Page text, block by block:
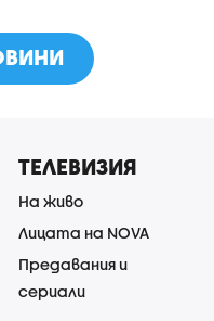
ТЕЛЕВИЗИЯ
На живо
Лицата на NOVA
Предавания и
сериали